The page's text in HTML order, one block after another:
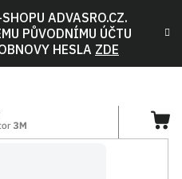
ADVASRO.CZ.
PŮVODNÍMU ÚČTU
HESLA ZDE